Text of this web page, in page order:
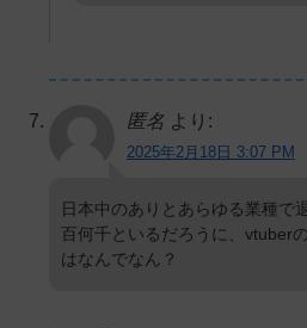
匿名 より:
2025年2月18日 3:07 PM
日本中のありとあらゆる業種で
百何千といるだろうに、vtuber
はなんでなん？